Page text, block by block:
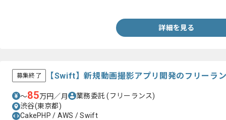
詳細を見る
募集終了 【Swift】新規動画撮影アプリ開発のフリーラ
〜85万円／月 業務委託(フリーランス)
渋谷(東京都)
CakePHP / AWS / Swift